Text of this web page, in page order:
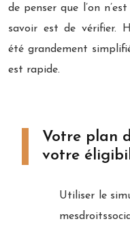
de penser que l’on
savoir est de vérifier.
été grandement
est rapide.
Votre plan
votre
Utiliser le